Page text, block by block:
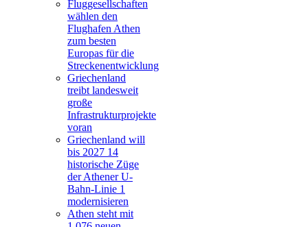
Fluggesellschaften
wählen den
Flughafen Athen
zum besten
Europas für die
Streckenentwicklung
Griechenland
treibt landesweit
große
Infrastrukturprojekte
voran
Griechenland will
bis 2027 14
historische Züge
der Athener U-
Bahn-Linie 1
modernisieren
Athen steht mit